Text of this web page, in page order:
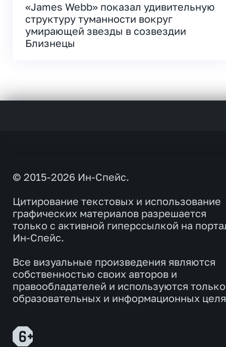
«James Webb» показал удивительную
структуру туманности вокруг
умирающей звезды в созвездии
Близнецы
© 2015-2026 Ин-Спейс.
Цитирование текстовых и использование
графических материалов разрешается
только с активной гиперссылкой на
Ин-Спейс.
Все визуальные произведения являются
собственностью своих авторов и
правообладателей и используются
образовательных и информационных